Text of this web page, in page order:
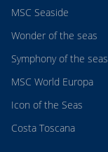
MSC Seaside
Wonder of the seas
Symphony of the seas
MSC World Europa
Icon of the Seas
Costa Toscana